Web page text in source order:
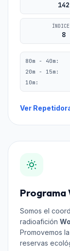
142
8
80m - 40m:
20m - 15m:
10m:
Ver
Programa
Somos el
radioafición
Promovemos
reservas